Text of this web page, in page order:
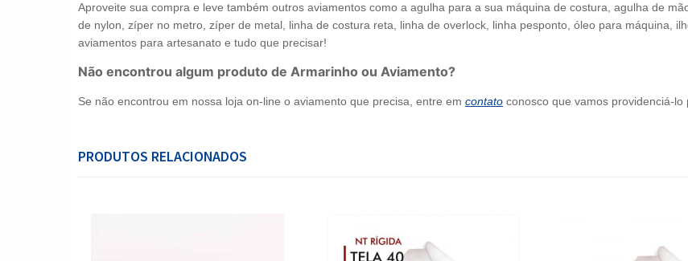
Aproveite sua compra e leve também outros aviamentos como a agulha para a sua máquina de costura, agulha de
de nylon, zíper no metro, zíper de metal, linha de costura reta, linha de overlock, linha pesponto, óleo para máquina,
aviamentos para artesanato e tudo que precisar!
Não encontrou algum produto de Armarinho ou Aviamento?
Se não encontrou em nossa loja on-line o aviamento que precisa, entre em contato conosco que vamos providenciá-lo
PRODUTOS RELACIONADOS